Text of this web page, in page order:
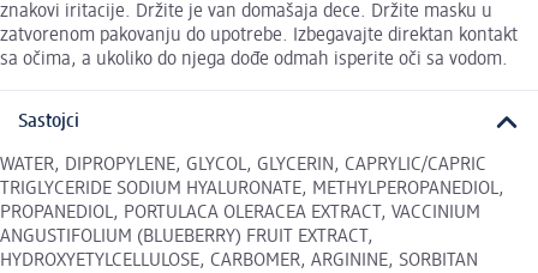
znakovi iritacije. Držite je van domašaja dece. Držite masku u
zatvorenom pakovanju do upotrebe. Izbegavajte direktan kontakt
sa očima, a ukoliko do njega dođe odmah isperite oči sa vodom.
Sastojci
WATER, DIPROPYLENE, GLYCOL, GLYCERIN, CAPRYLIC/CAPRIC
TRIGLYCERIDE SODIUM HYALURONATE, METHYLPEROPANEDIOL,
PROPANEDIOL, PORTULACA OLERACEA EXTRACT, VACCINIUM
ANGUSTIFOLIUM (BLUEBERRY) FRUIT EXTRACT,
HYDROXYETYLCELLULOSE, CARBOMER, ARGININE, SORBITAN